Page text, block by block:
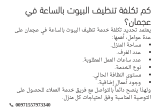
كم تكلفة تنظيف البيوت بالساعة في
عجمان؟
يعتمد تحديد تكلفة خدمة تنظيف البيوت بالساعة في عجمان على
عدة عوامل، أهمها:
مساحة المنزل.
عدد الغرف.
عدد ساعات العمل المطلوبة.
نوع الخدمة.
مستوى النظافة الحالي.
وجود أعمال إضافية.
ولهذا ينصح دائماً بالتواصل مع فريق خدمة العملاء للحصول على
التوصية المناسبة وفق احتياجات كل منزل.
📞 00971557973340